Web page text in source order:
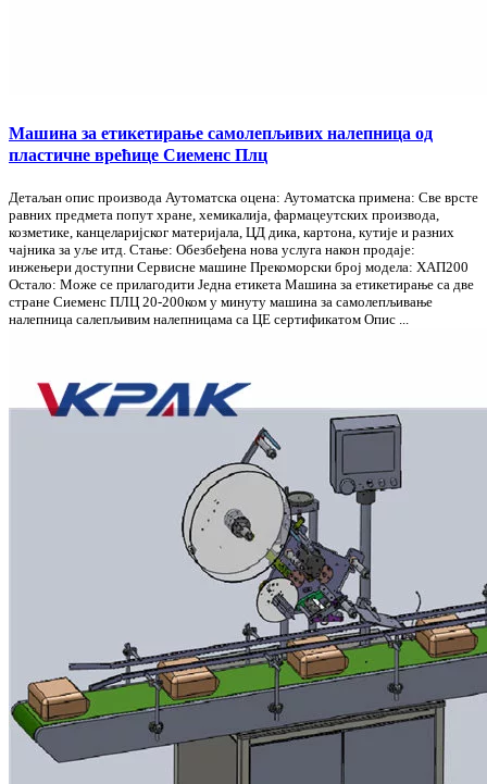
Машина за етикетирање самолепљивих налепница од
пластичне врећице Сиеменс Плц
Детаљан опис производа Аутоматска оцена: Аутоматска примена: Све врсте
равних предмета попут хране, хемикалија, фармацеутских производа,
козметике, канцеларијског материјала, ЦД дика, картона, кутије и разних
чајника за уље итд. Стање: Обезбеђена нова услуга након продаје:
инжењери доступни Сервисне машине Прекоморски број модела: ХАП200
Остало: Може се прилагодити Једна етикета Машина за етикетирање са две
стране Сиеменс ПЛЦ 20-200ком у минуту машина за самолепљивање
налепница салепљивим налепницама са ЦЕ сертификатом Опис ...